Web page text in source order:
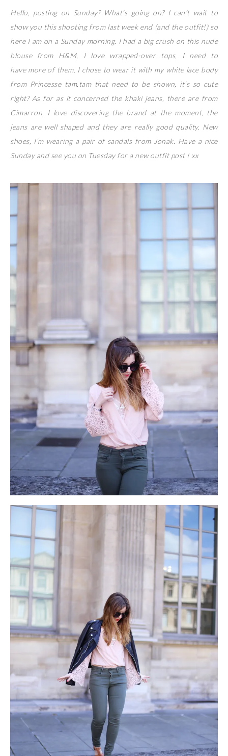
Hello, posting on Sunday? What’s going on? I can’t wait to
show you this shooting from last week end (and the outfit!) so
here I am on a Sunday morning. I had a big crush on this nude
blouse from H&M, I love wrapped-over tops, I need to
have more of them. I chose to wear it with my white lace body
from Princesse tam.tam that need to be shown, it’s so cute
right? As for as it concerned the khaki jeans, there are from
Cimarron, I love discovering the brand at the moment, the
jeans are well shaped and they are really good quality. New
shoes, I’m wearing a pair of sandals from Jonak. Have a nice
Sunday and see you on Tuesday for a new outfit post ! xx